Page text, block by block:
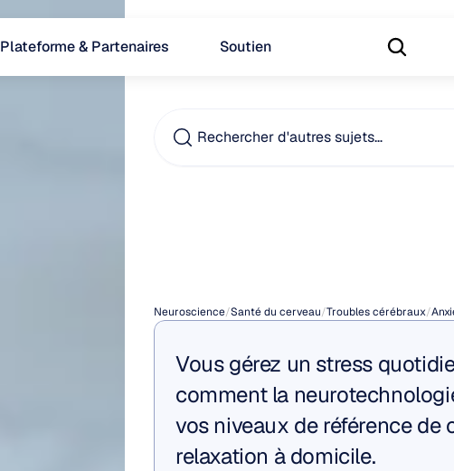
Plateforme & Partenaires Soutien
Rechercher d'autres sujets…
Neuroscience/Santé du cerveau/Troubles cérébraux/
Vous gérez un stress
comment la
vos niveaux de référence de
relaxation à domicile.